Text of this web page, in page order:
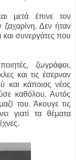
μετά έπινε τον
Δεν ήταν
και συνεργάτες που
ζωγράφοι,
και τις έσερναν
και κάποιος νέος
καθόλου. Αυτός
του. Άκουγε τις
γιατί τα θέματα